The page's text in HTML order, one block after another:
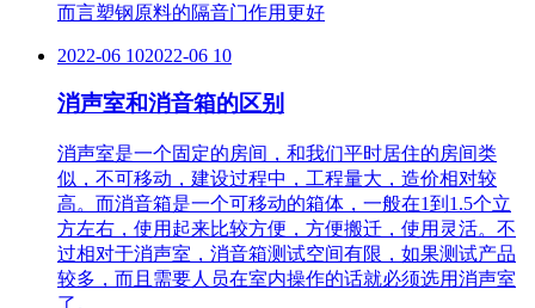
而言塑钢原料的隔音门作用更好
2022-06 102022-06 10
消声室和消音箱的区别
消声室是一个固定的房间，和我们平时居住的房间类
似，不可移动，建设过程中，工程量大，造价相对较
高。而消音箱是一个可移动的箱体，一般在1到1.5个立
方左右，使用起来比较方便，方便搬迁，使用灵活。不
过相对于消声室，消音箱测试空间有限，如果测试产品
较多，而且需要人员在室内操作的话就必须选用消声室